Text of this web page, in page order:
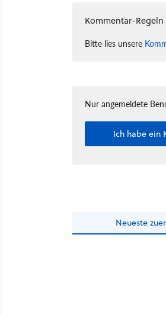
Kommentar-
Bitte lies unsere
Nur angemeldete
Ich habe ein
Neueste